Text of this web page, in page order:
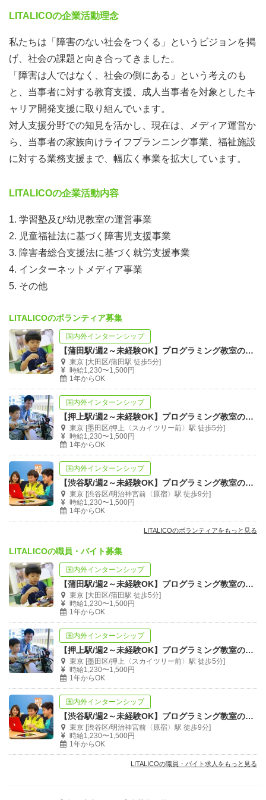
LITALICOの企業活動理念
私たちは「障害のない社会をつくる」というビジョンを掲
げ、社会の課題と向き合ってきました。
「障害は人ではなく、社会の側にある」という考えのも
と、当事者に対する教育支援、成人当事者を対象としたキ
ャリア開発支援に取り組んでいます。
対人支援分野での知見を活かし、現在は、メディア運営か
ら、当事者の家族向けライフプランニング事業、福祉施設
に対する業務支援まで、幅広く事業を拡大しています。
LITALICOの企業活動内容
1. 学習塾及び幼児教室の運営事業
2. 児童福祉法に基づく障害児支援事業
3. 障害者総合支援法に基づく就労支援事業
4. インターネットメディア事業
5. その他
LITALICOのボランティア募集
国内外インターンシップ
【蒲田駅/週2～未経験OK】プログラミング教室の運営スタッフ募集
東京 [大田区/蒲田駅 徒歩5分]
時給1,230〜1,500円
1年からOK
国内外インターンシップ
【押上駅/週2～未経験OK】プログラミング教室の運営スタッフ募集
東京 [墨田区/押上〈スカイツリー前〉駅 徒歩5分]
時給1,230〜1,500円
1年からOK
国内外インターンシップ
【渋谷駅/週2～未経験OK】プログラミング教室の運営スタッフ募集
東京 [渋谷区/明治神宮前〈原宿〉駅 徒歩9分]
時給1,230〜1,500円
1年からOK
LITALICOのボランティアをもっと見る
LITALICOの職員・バイト募集
国内外インターンシップ
【蒲田駅/週2～未経験OK】プログラミング教室の運営スタッフ募集
東京 [大田区/蒲田駅 徒歩5分]
時給1,230〜1,500円
1年からOK
国内外インターンシップ
【押上駅/週2～未経験OK】プログラミング教室の運営スタッフ募集
東京 [墨田区/押上〈スカイツリー前〉駅 徒歩5分]
時給1,230〜1,500円
1年からOK
国内外インターンシップ
【渋谷駅/週2～未経験OK】プログラミング教室の運営スタッフ募集
東京 [渋谷区/明治神宮前〈原宿〉駅 徒歩9分]
時給1,230〜1,500円
1年からOK
LITALICOの職員・バイト求人をもっと見る